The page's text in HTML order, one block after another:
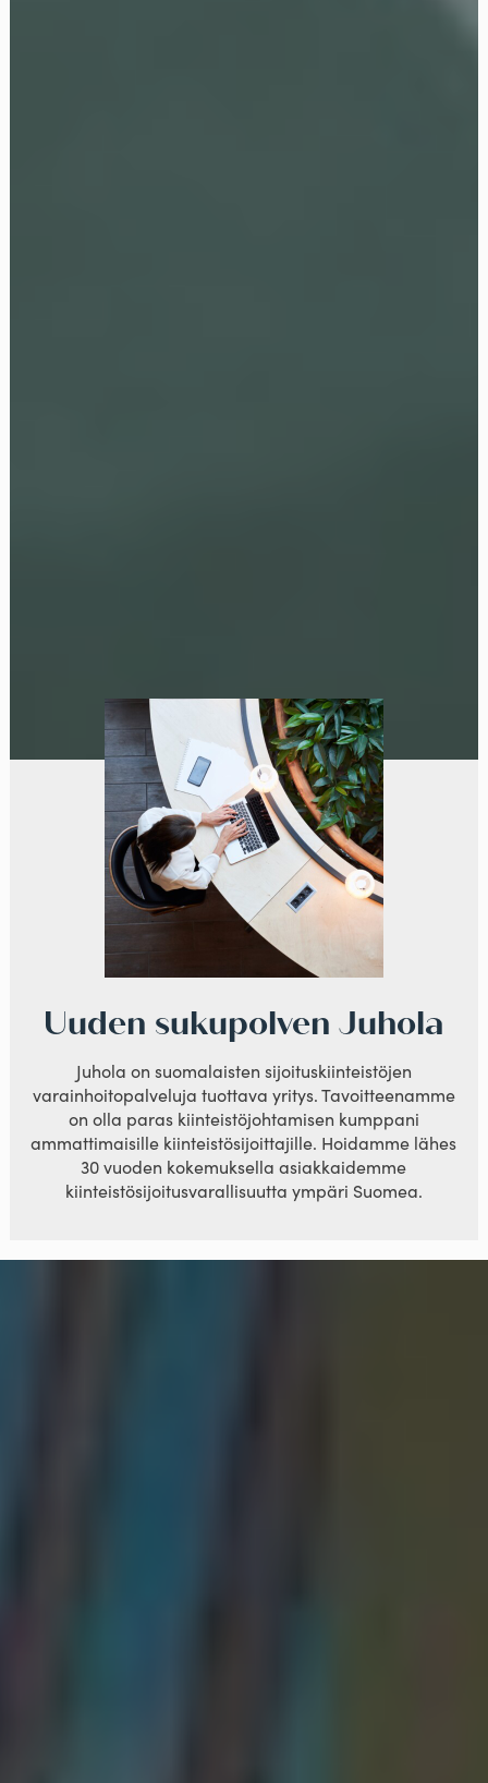
Uuden sukupolven Juhola
Juhola on suomalaisten sijoituskiinteistöjen
varainhoitopalveluja tuottava yritys. Tavoitteenamme
on olla paras kiinteistöjohtamisen kumppani
ammattimaisille kiinteistösijoittajille. Hoidamme lähes
30 vuoden kokemuksella asiakkaidemme
kiinteistösijoitusvarallisuutta ympäri Suomea.